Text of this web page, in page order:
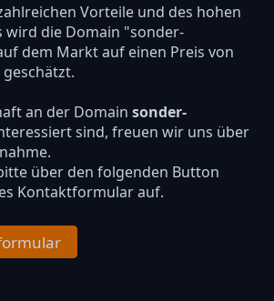
Vorteile und des hohen
wird die Domain "sonder-
dem Markt auf einen Preis von
geschätzt.
an der Domain sonder-
sind, freuen wir uns über
über den folgenden Button
Kontaktformular auf.